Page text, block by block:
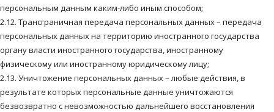
персональным данным каким-либо иным способом;
2.12. Трансграничная передача персональных данных – передача
персональных данных на территорию иностранного государства
органу власти иностранного государства, иностранному
физическому или иностранному юридическому лицу;
2.13. Уничтожение персональных данных – любые действия, в
результате которых персональные данные уничтожаются
безвозвратно с невозможностью дальнейшего восстановления